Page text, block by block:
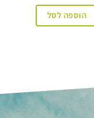
הוספה לסל